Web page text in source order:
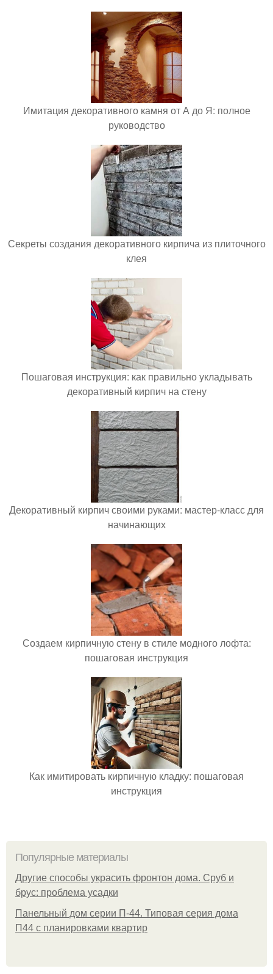
Имитация декоративного камня от А до Я: полное
руководство
Секреты создания декоративного кирпича из плиточного
клея
Пошаговая инструкция: как правильно укладывать
декоративный кирпич на стену
Декоративный кирпич своими руками: мастер-класс для
начинающих
Создаем кирпичную стену в стиле модного лофта:
пошаговая инструкция
Как имитировать кирпичную кладку: пошаговая
инструкция
Популярные материалы
Другие способы украсить фронтон дома. Сруб и
брус: проблема усадки
Панельный дом серии П-44. Типовая серия дома
П44 с планировками квартир